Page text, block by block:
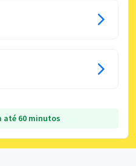
até 60 minutos